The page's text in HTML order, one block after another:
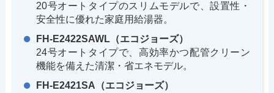
20号オートタイプのスリムモデルで、設置性・
安全性に優れた家庭用給湯器。
FH-E2422SAWL（エコジョーズ）
24号オートタイプで、高効率かつ配管クリーン
機能を備えた清潔・省エネモデル。
FH-E2421SA（エコジョーズ）